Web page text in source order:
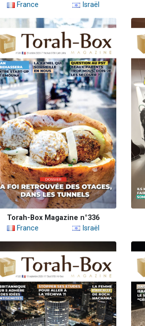
France
Israël
Torah-Box Magazine n°336
France
Israël